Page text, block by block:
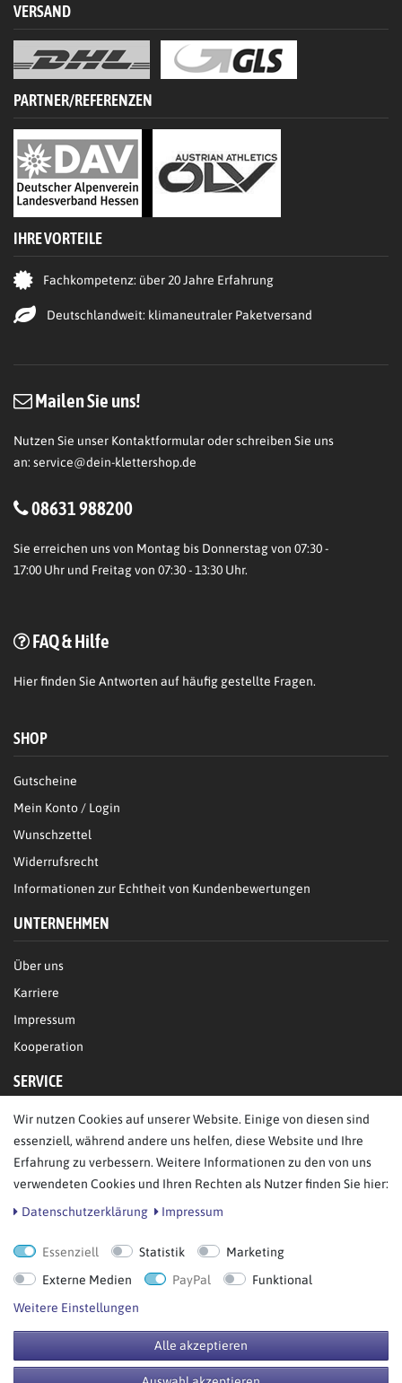
VERSAND
PARTNER/REFERENZEN
IHRE VORTEILE
Fachkompetenz: über 20 Jahre Erfahrung
Deutschlandweit: klimaneutraler Paketversand
Mailen Sie uns!
Nutzen Sie unser Kontaktformular oder schreiben Sie uns
an: service@dein-klettershop.de
08631 988200
Sie erreichen uns von Montag bis Donnerstag von 07:30 -
17:00 Uhr und Freitag von 07:30 - 13:30 Uhr.
FAQ & Hilfe
Hierfinden Sie Antworten auf häufig gestellte Fragen.
SHOP
Gutscheine
Mein Konto / Login
Wunschzettel
Widerrufsrecht
Informationen zur Echtheit von Kundenbewertungen
UNTERNEHMEN
Über uns
Karriere
Impressum
Kooperation
SERVICE
FAQ/Hilfe
Datenschutz
AGB
Bestellung widerrufen
© Copyright 2026 BB Sport GmbH & Co KG. Alle Rechte vorbehalten.
Wir nutzen Cookies auf unserer Website. Einige von diesen sind
essenziell, während andere uns helfen, diese Website und Ihre
Erfahrung zu verbessern. Weitere Informationen zu den von uns
verwendeten Cookies und Ihren Rechten als Nutzer finden Sie hier:
Daten­schutz­erklärung
Impressum
Essenziell Statistik
Marketing
Externe Medien
PayPal
Funktional
Weitere Einstellungen
Alle akzeptieren